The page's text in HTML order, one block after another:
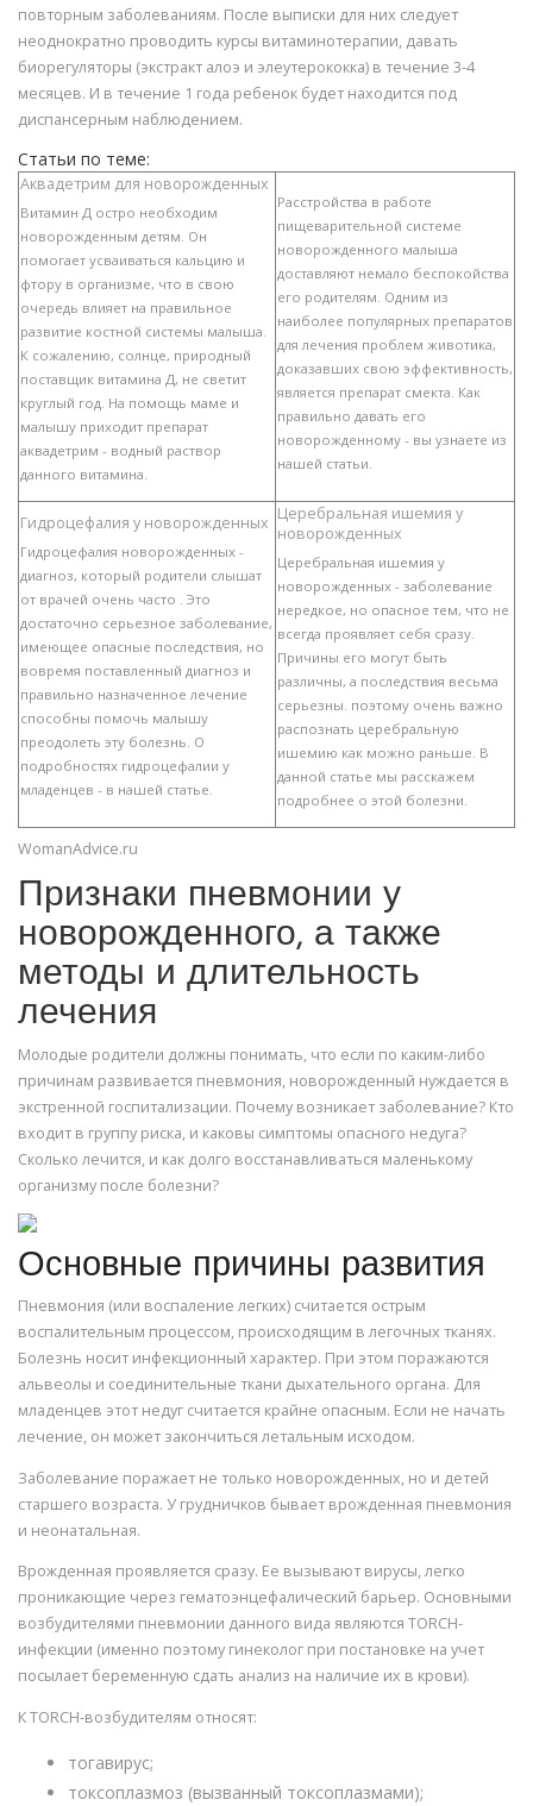
повторным заболеваниям. После выписки для них следует
неоднократно проводить курсы витаминотерапии, давать
биорегуляторы (экстракт алоэ и элеутерококка) в течение 3-4
месяцев. И в течение 1 года ребенок будет находится под
диспансерным наблюдением.
Статьи по теме:
Аквадетрим для новорожденных
Витамин Д остро необходим
новорожденным детям. Он
помогает усваиваться кальцию и
фтору в организме, что в свою
очередь влияет на правильное
развитие костной системы малыша.
К сожалению, солнце, природный
поставщик витамина Д, не светит
круглый год. На помощь маме и
малышу приходит препарат
аквадетрим - водный раствор
данного витамина.
Расстройства в работе
пищеварительной системе
новорожденного малыша
доставляют немало беспокойства
его родителям. Одним из
наиболее популярных препаратов
для лечения проблем животика,
доказавших свою эффективность,
является препарат смекта. Как
правильно давать его
новорожденному - вы узнаете из
нашей статьи.
Гидроцефалия у новорожденных
Гидроцефалия новорожденных -
диагноз, который родители слышат
от врачей очень часто . Это
достаточно серьезное заболевание,
имеющее опасные последствия, но
вовремя поставленный диагноз и
правильно назначенное лечение
способны помочь малышу
преодолеть эту болезнь. О
подробностях гидроцефалии у
младенцев - в нашей статье.
Церебральная ишемия у
новорожденных
Церебральная ишемия у
новорожденных - заболевание
нередкое, но опасное тем, что не
всегда проявляет себя сразу.
Причины его могут быть
различны, а последствия весьма
серьезны. поэтому очень важно
распознать церебральную
ишемию как можно раньше. В
данной статье мы расскажем
подробнее о этой болезни.
WomanAdvice.ru
Признаки пневмонии у
новорожденного, а также
методы и длительность
лечения
Молодые родители должны понимать, что если по каким-либо
причинам развивается пневмония, новорожденный нуждается в
экстренной госпитализации. Почему возникает заболевание? Кто
входит в группу риска, и каковы симптомы опасного недуга?
Сколько лечится, и как долго восстанавливаться маленькому
организму после болезни?
Основные причины развития
Пневмония (или воспаление легких) считается острым
воспалительным процессом, происходящим в легочных тканях.
Болезнь носит инфекционный характер. При этом поражаются
альвеолы и соединительные ткани дыхательного органа. Для
младенцев этот недуг считается крайне опасным. Если не начать
лечение, он может закончиться летальным исходом.
Заболевание поражает не только новорожденных, но и детей
старшего возраста. У грудничков бывает врожденная пневмония
и неонатальная.
Врожденная проявляется сразу. Ее вызывают вирусы, легко
проникающие через гематоэнцефалический барьер. Основными
возбудителями пневмонии данного вида являются ТОRCH-
инфекции (именно поэтому гинеколог при постановке на учет
посылает беременную сдать анализ на наличие их в крови).
К ТОRCH-возбудителям относят:
тогавирус;
токсоплазмоз (вызванный токсоплазмами);